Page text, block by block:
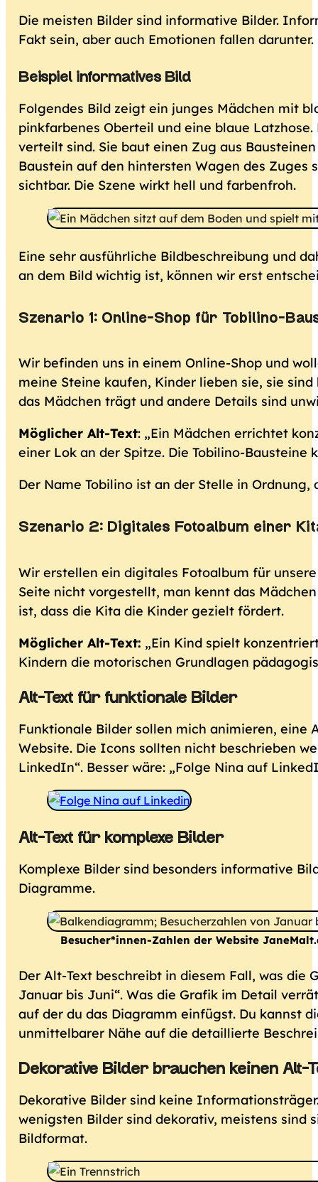
Die meisten Bilder sind informative Bilder.
Fakt sein, aber auch Emotionen fallen
Beispiel informatives Bild
Folgendes Bild zeigt ein junges Mädchen mit
pinkfarbenes Oberteil und eine blaue
verteilt sind. Sie baut einen Zug aus
Baustein auf den hintersten Wagen des
sichtbar. Die Szene wirkt hell und farbenfroh.
Eine sehr ausführliche Bildbeschreibung und
an dem Bild wichtig ist, können wir erst
Szenario 1: Online-Shop für Tobilino-
Wir befinden uns in einem Online-Shop und
meine Steine kaufen, Kinder lieben sie, sie
das Mädchen trägt und andere Details sind
Möglicher Alt-Text: „Ein Mädchen errichtet
einer Lok an der Spitze. Die Tobilino-
Der Name Tobilino ist an der Stelle in
Szenario 2: Digitales Fotoalbum einer
Wir erstellen ein digitales Fotoalbum für
Seite nicht vorgestellt, man kennt das
ist, dass die Kita die Kinder gezielt fördert.
Möglicher Alt-Text: „Ein Kind spielt
Kindern die motorischen Grundlagen
Alt-Text für funktionale Bilder
Funktionale Bilder sollen mich animieren, eine
Website. Die Icons sollten nicht beschrieben
LinkedIn“. Besser wäre: „Folge Nina auf
Alt-Text für komplexe Bilder
Komplexe Bilder sind besonders informative
Diagramme.
Besucher*innen-Zahlen der Website
Der Alt-Text beschreibt in diesem Fall, was die
Januar bis Juni“. Was die Grafik im Detail
auf der du das Diagramm einfügst. Du kannst
unmittelbarer Nähe auf die detaillierte
Dekorative Bilder brauchen keinen Alt-
Dekorative Bilder sind keine
wenigsten Bilder sind dekorativ, meistens sind
Bildformat.